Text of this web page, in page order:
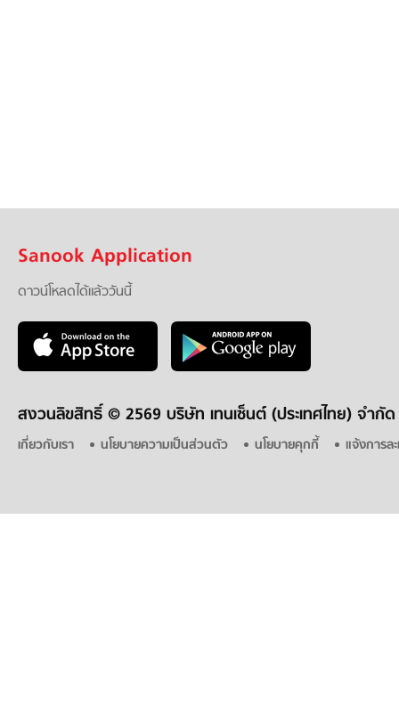
Sanook Application
ดาวน์โหลดได้แล้ววันนี้
สงวนลิขสิทธิ์ © 2569 บริษัท เทนเซ็นต์ (ประเทศไทย) จำกัด
เกี่ยวกับเรา นโยบายความเป็นส่วนตัว นโยบายคุกกี้ แจ้งการล